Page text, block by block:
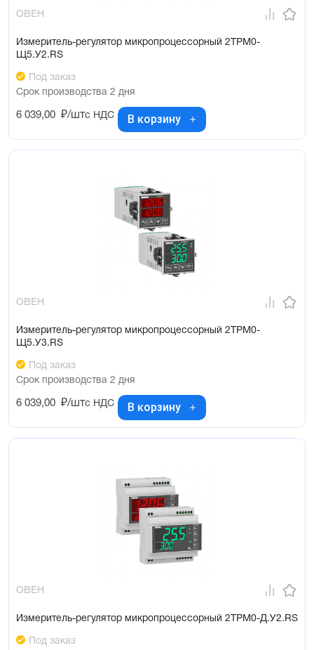
ОВЕН
Измеритель-регулятор микропроцессорный 2ТРМ0-
Щ5.У2.RS
Под заказ
Срок производства 2 дня
6 039,00 ₽/штс НДС В корзину
ОВЕН
Измеритель-регулятор микропроцессорный 2ТРМ0-
Щ5.У3.RS
Под заказ
Срок производства 2 дня
6 039,00 ₽/штс НДС В корзину
ОВЕН
Измеритель-регулятор микропроцессорный 2ТРМ0-Д.У2.RS
Под заказ